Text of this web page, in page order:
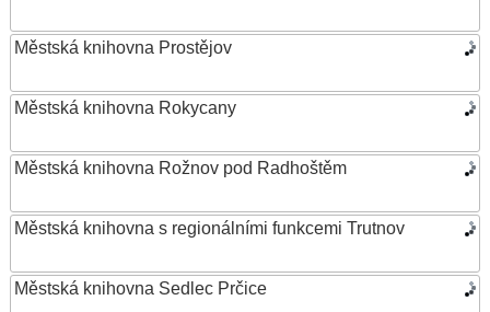
Městská knihovna Prostějov
Městská knihovna Rokycany
Městská knihovna Rožnov pod Radhoštěm
Městská knihovna s regionálními funkcemi Trutnov
Městská knihovna Sedlec Prčice